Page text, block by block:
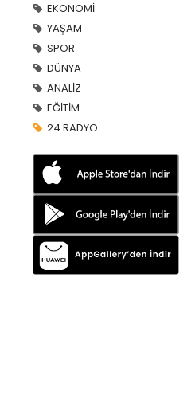
EKONOMİ
YAŞAM
SPOR
DÜNYA
ANALİZ
EĞİTİM
24 RADYO